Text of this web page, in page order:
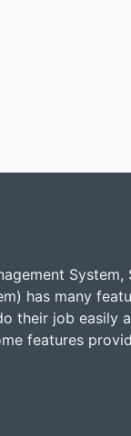
System,
has many
their job easily
features